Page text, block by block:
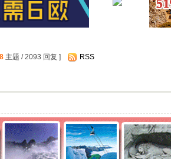
主题 / 2093 回复 ] RSS